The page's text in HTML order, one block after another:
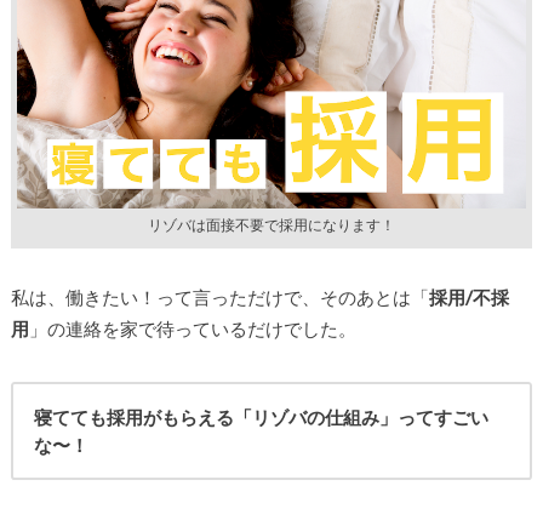
リゾバは面接不要で採用になります！
私は、働きたい！って言っただけで、そのあとは「採用/不採
用 」の連絡を家で待っているだけでした。
寝てても採用がもらえる「リゾバの仕組み」ってすごい
な〜！